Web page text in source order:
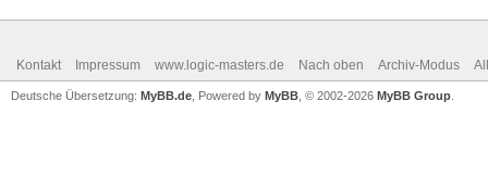
Kontakt Impressum www.logic-masters.de Nach oben Archiv-Modus
Deutsche Übersetzung: MyBB.de , Powered by MyBB , © 2002-2026 MyBB Group